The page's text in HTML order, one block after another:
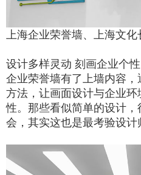
上海企业荣誉墙、上海文化
设计多样灵动 刻画企业个性
企业荣誉墙有了上墙内容
方法，让画面设计与企业
性。那些看似简单的设计
会，其实这也是最考验设计